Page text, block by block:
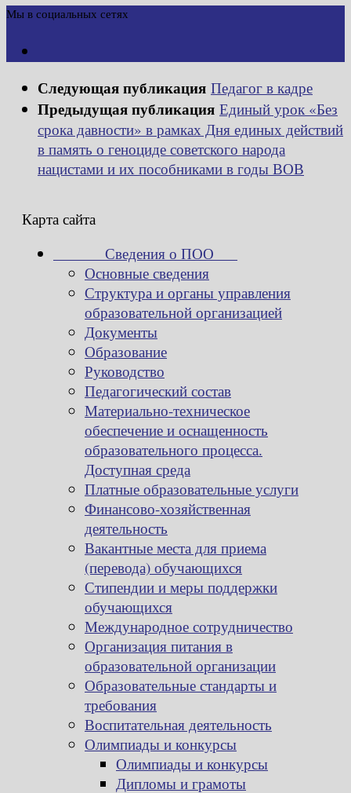
Мы в социальных сетях
Следующая публикация Педагог в кадре
Предыдущая публикация Единый урок «Без
срока давности» в рамках Дня единых действий
в память о геноциде советского народа
нацистами и их пособниками в годы ВОВ
Карта сайта
Сведения о ПОО
Основные сведения
Структура и органы управления
образовательной организацией
Документы
Образование
Руководство
Педагогический состав
Материально-техническое
обеспечение и оснащенность
образовательного процесса.
Доступная среда
Платные образовательные услуги
Финансово-хозяйственная
деятельность
Вакантные места для приема
(перевода) обучающихся
Стипендии и меры поддержки
обучающихся
Международное сотрудничество
Организация питания в
образовательной организации
Образовательные стандарты и
требования
Воспитательная деятельность
Олимпиады и конкурсы
Олимпиады и конкурсы
Дипломы и грамоты